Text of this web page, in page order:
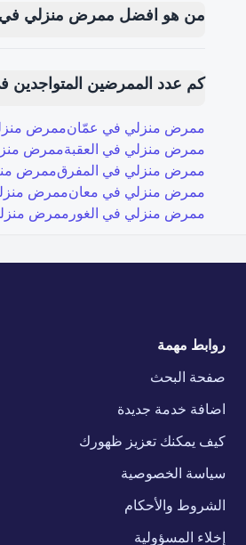
من هو افضل ممرض منزلي في
كم عدد الممرضين المتواجدين
ممرض منزلي في عمّانممرض
ممرض منزلي في العقبةممرض
ممرض منزلي في المفرقممرض
ممرض منزلي في معانممرض
ممرض منزلي في الغور ممرض
روابط مهمة
صفحة البحث
اضافة خدمة جديدة
كيف يمكنك تعزيز ظهورك
سياسة الخصوصية
الشروط والأحكام
إخلاء المسؤولية